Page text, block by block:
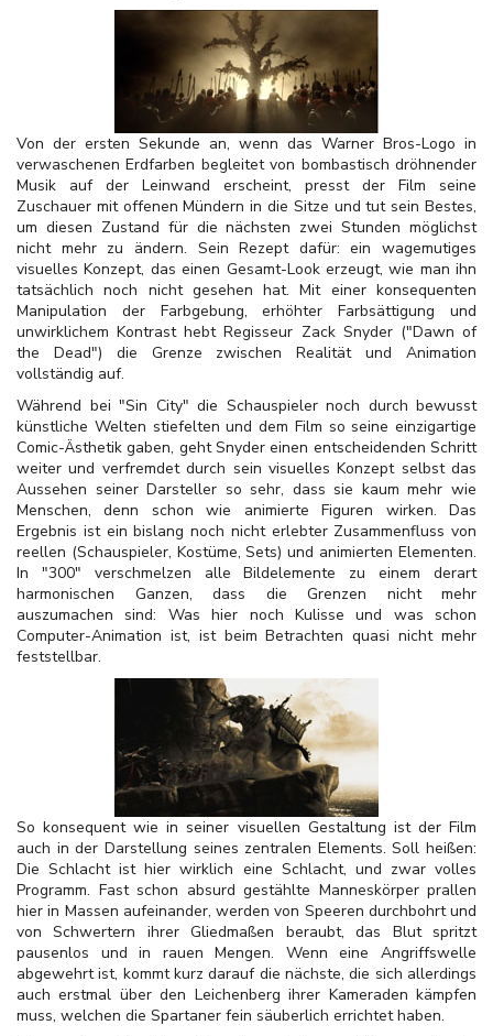
Von der ersten Sekunde an, wenn das Warner Bros-Logo in
verwaschenen Erdfarben begleitet von bombastisch dröhnender
Musik auf der Leinwand erscheint, presst der Film seine
Zuschauer mit offenen Mündern in die Sitze und tut sein Bestes,
um diesen Zustand für die nächsten zwei Stunden möglichst
nicht mehr zu ändern. Sein Rezept dafür: ein wagemutiges
visuelles Konzept, das einen Gesamt-Look erzeugt, wie man ihn
tatsächlich noch nicht gesehen hat. Mit einer konsequenten
Manipulation der Farbgebung, erhöhter Farbsättigung und
unwirklichem Kontrast hebt Regisseur Zack Snyder ("Dawn of
the Dead") die Grenze zwischen Realität und Animation
vollständig auf.
Während bei "Sin City" die Schauspieler noch durch bewusst
künstliche Welten stiefelten und dem Film so seine einzigartige
Comic-Ästhetik gaben, geht Snyder einen entscheidenden Schritt
weiter und verfremdet durch sein visuelles Konzept selbst das
Aussehen seiner Darsteller so sehr, dass sie kaum mehr wie
Menschen, denn schon wie animierte Figuren wirken. Das
Ergebnis ist ein bislang noch nicht erlebter Zusammenfluss von
reellen (Schauspieler, Kostüme, Sets) und animierten Elementen.
In "300" verschmelzen alle Bildelemente zu einem derart
harmonischen Ganzen, dass die Grenzen nicht mehr
auszumachen sind: Was hier noch Kulisse und was schon
Computer-Animation ist, ist beim Betrachten quasi nicht mehr
feststellbar.
So konsequent wie in seiner visuellen Gestaltung ist der Film
auch in der Darstellung seines zentralen Elements. Soll heißen:
Die Schlacht ist hier wirklich eine Schlacht, und zwar volles
Programm. Fast schon absurd gestählte Manneskörper prallen
hier in Massen aufeinander, werden von Speeren durchbohrt und
von Schwertern ihrer Gliedmaßen beraubt, das Blut spritzt
pausenlos und in rauen Mengen. Wenn eine Angriffswelle
abgewehrt ist, kommt kurz darauf die nächste, die sich allerdings
auch erstmal über den Leichenberg ihrer Kameraden kämpfen
muss, welchen die Spartaner fein säuberlich errichtet haben.